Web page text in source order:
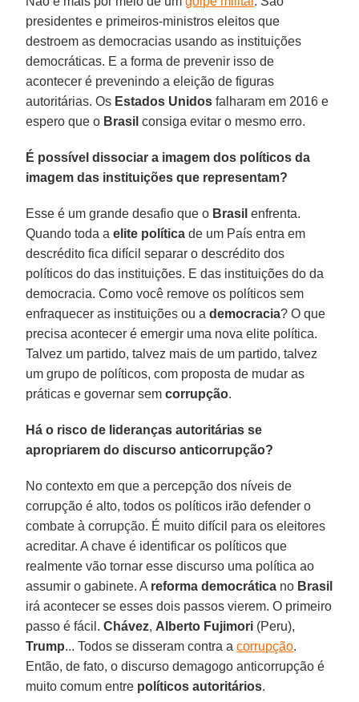
presidentes e primeiros-ministros eleitos que
destroem as democracias usando as instituições
democráticas. E a forma de prevenir isso de
acontecer é prevenindo a eleição de figuras
autoritárias. Os Estados Unidos falharam em 2016 e
espero que o Brasil consiga evitar o mesmo erro.
É possível dissociar a imagem dos políticos da
imagem das instituições que representam?
Esse é um grande desafio que o Brasil enfrenta.
Quando toda aelite política de um País entra em
descrédito fica difícil separar o descrédito dos
políticos do das instituições. E das instituições do da
democracia. Como você remove os políticos sem
enfraquecer as instituições ou ademocracia? O que
precisa acontecer é emergir uma nova elite política.
Talvez um partido, talvez mais de um partido, talvez
um grupo de políticos, com proposta de mudar as
práticas e governar semcorrupção.
Há o risco de lideranças autoritárias se
apropriarem do discurso anticorrupção?
No contexto em que a percepção dos níveis de
corrupção é alto, todos os políticos irão defender o
combate à corrupção. É muito difícil para os eleitores
acreditar. A chave é identificar os políticos que
realmente vão tornar esse discurso uma política ao
assumir o gabinete. A reforma democrática no Brasil
irá acontecer se esses dois passos vierem. O primeiro
passo é fácil.Chávez, Alberto Fujimori (Peru),
Trump... Todos se disseram contra acorrupção.
Então, de fato, o discurso demagogo anticorrupção é
muito comum entre políticos autoritários.